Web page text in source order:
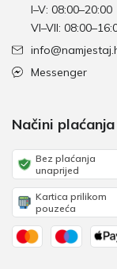
I–V: 08:00–20:00
VI–VII:
Messenger
Načini plaćanja
Bez plaćanja
unaprijed
Kartica prilikom
pouzeća